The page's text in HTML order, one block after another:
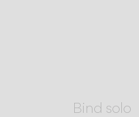
Bind solo